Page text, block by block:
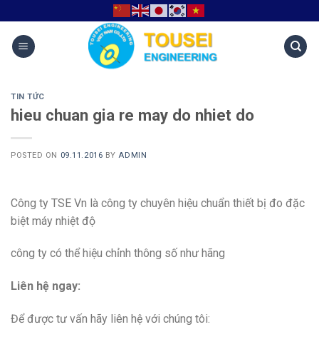
TIN TỨC
hieu chuan gia re may do nhiet do
POSTED ON 09.11.2016 BY ADMIN
Công ty TSE Vn là công ty chuyên hiệu chuẩn thiết bị đo đặc
biệt máy nhiệt độ
công ty có thể hiệu chỉnh thông số như hãng
Liên hệ ngay:
Để được tư vấn hãy liên hệ với chúng tôi: